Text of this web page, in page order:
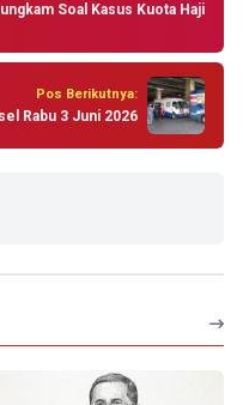
Soal Kasus Kuota Haji
Pos Berikutnya:
Rabu 3 Juni 2026